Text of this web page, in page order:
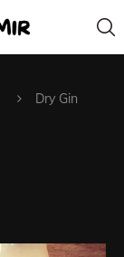
Dry Gin